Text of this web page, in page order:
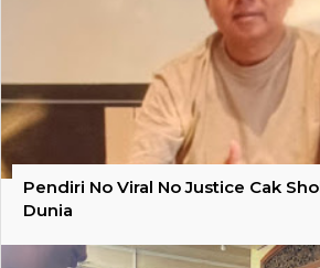
Pendiri No Viral No Justice Cak
Dunia